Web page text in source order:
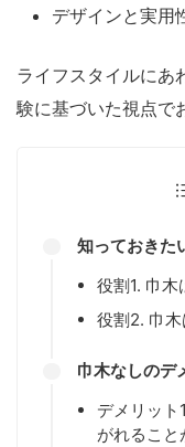
デザインと実用
ライフスタイルにあ
験に基づいた視点で
知っておきた
役割1. 巾
役割2. 巾
巾木なしのデ
デメリット
がれること